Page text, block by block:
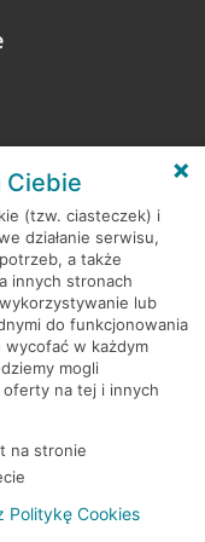
prawa zastrzeżone
Ciebie
(tzw. ciasteczek) i
działanie serwisu,
a także
innych stronach
lub
do funkcjonowania
w każdym
mogli
na tej i innych
na stronie
Politykę Cookies